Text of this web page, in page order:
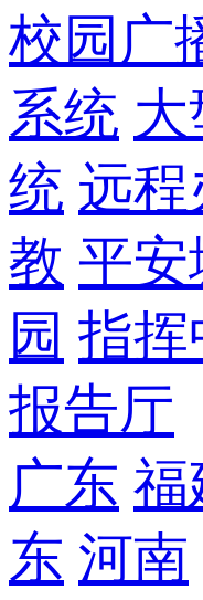
校园广
系统
统 远程
教 平安
园 指挥
报告厅
广东 福
东 河南